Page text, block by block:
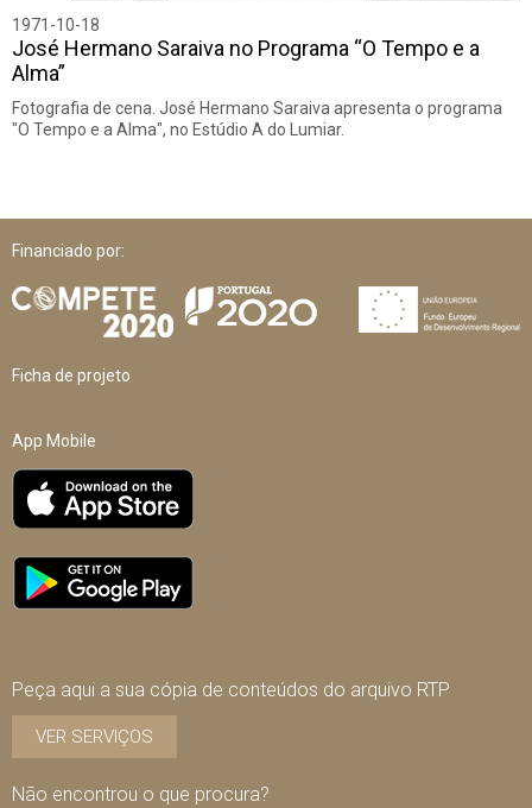
1971-10-18
José Hermano Saraiva no Programa “O Tempo e a
Alma”
Fotografia de cena. José Hermano Saraiva apresenta o programa
"O Tempo e a Alma", no Estúdio A do Lumiar.
Financiado por:
Ficha de projeto
App Mobile
Peça aqui a sua cópia de conteúdos do arquivo RTP
VER SERVIÇOS
Não encontrou o que procura?